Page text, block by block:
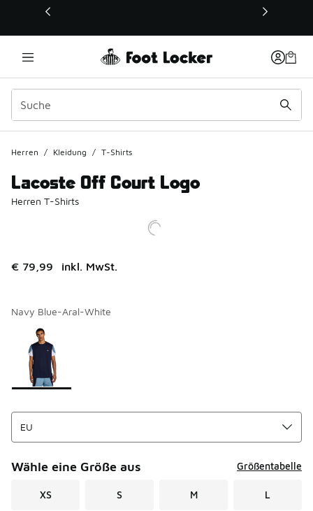
Dieser Link öffnet sich in einem neuen Fenster
Herren / Kleidung / T-Shirts
Lacoste Off Court Logo
Herren T-Shirts
€ 79,99 inkl. MwSt.
Navy Blue-Aral-White
Seite 1 von 1 zeigt die Farben 1 bis 1 von 1 an.
Bitte wählen Sie einen Stil aus
Wähle eine Größe aus Größentabelle
XS S M L